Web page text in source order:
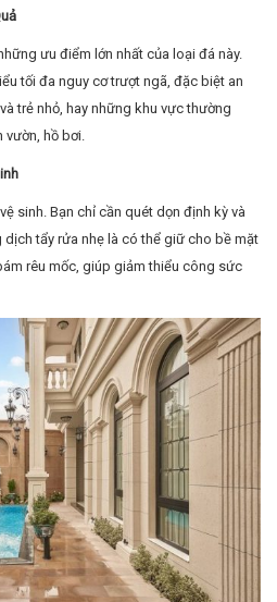
ưu điểm lớn nhất của loại đá này.
tối đa nguy cơ trượt ngã, đặc biệt an
trẻ nhỏ, hay những khu vực thường
vườn, hồ bơi.
sinh. Bạn chỉ cần quét dọn định kỳ và
tẩy rửa nhẹ là có thể giữ cho bề mặt
rêu mốc, giúp giảm thiểu công sức